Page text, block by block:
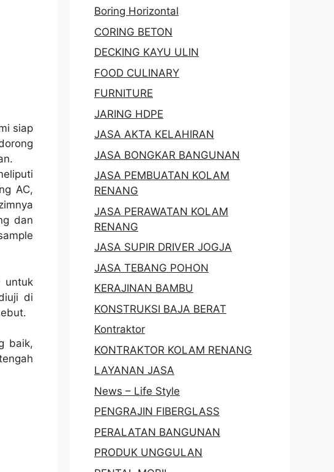
siap
AC,
dan
untuk
di
baik,
Boring Horizontal
CORING BETON
DECKING KAYU ULIN
FOOD CULINARY
FURNITURE
JARING HDPE
JASA AKTA KELAHIRAN
JASA BONGKAR BANGUNAN
JASA PEMBUATAN KOLAM
RENANG
JASA PERAWATAN KOLAM
RENANG
JASA SUPIR DRIVER JOGJA
JASA TEBANG POHON
KERAJINAN BAMBU
KONSTRUKSI BAJA BERAT
Kontraktor
KONTRAKTOR KOLAM RENANG
LAYANAN JASA
News – Life Style
PENGRAJIN FIBERGLASS
PERALATAN BANGUNAN
PRODUK UNGGULAN